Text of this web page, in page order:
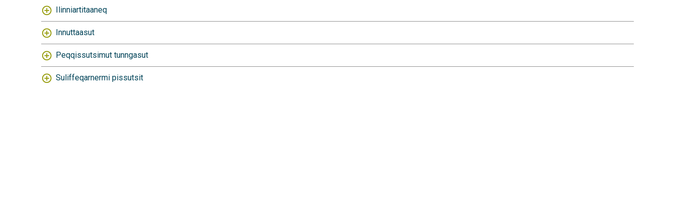
Ilinniartitaaneq
Innuttaasut
Peqqissutsimut tunngasut
Suliffeqarnermi pissutsit